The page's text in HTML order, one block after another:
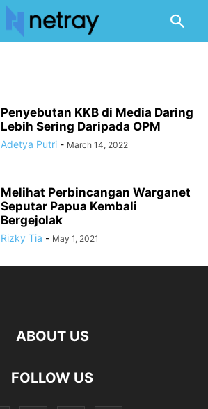
Penyebutan KKB di Media Daring
Lebih Sering Daripada OPM
Adetya Putri - March 14, 2022
Melihat Perbincangan Warganet
Seputar Papua Kembali
Bergejolak
Rizky Tia - May 1, 2021
ABOUT US
FOLLOW US